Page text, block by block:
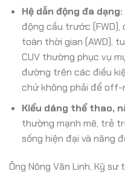
Hệ dẫn động đa dạng:
động cầu trước (FWD),
toàn thời gian (AWD),
CUV thường phục vụ
đường trên các điều
chứ không phải để off-
Kiểu dáng thể thao,
thường mạnh mẽ, trẻ
sống hiện đại và năng
Ông Nông Văn Linh, Kỹ